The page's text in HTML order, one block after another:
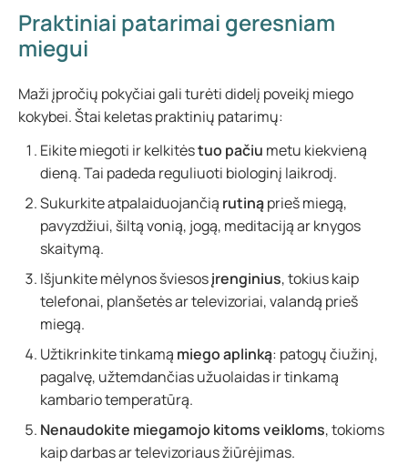
Praktiniai patarimai geresniam
miegui
Maži įpročių pokyčiai gali turėti didelį poveikį miego
kokybei. Štai keletas praktinių patarimų:
Eikite miegoti ir kelkitėstuo pačiu metu kiekvieną
dieną. Tai padeda reguliuoti biologinį laikrodį.
Sukurkite atpalaiduojančią rutinąprieš miegą,
pavyzdžiui, šiltą vonią, jogą, meditaciją ar knygos
skaitymą.
Išjunkite mėlynos šviesosįrenginius, tokius kaip
telefonai, planšetės ar televizoriai, valandą prieš
miegą.
Užtikrinkite tinkamą miego aplinką: patogų čiužinį,
pagalvę, užtemdančias užuolaidas ir tinkamą
kambario temperatūrą.
Nenaudokite miegamojo kitoms veikloms, tokioms
kaip darbas ar televizoriaus žiūrėjimas.